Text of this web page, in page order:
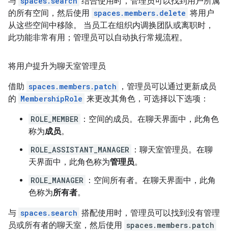
的所有空间，然后使用 spaces.members.delete 将用户
从这些空间中移除。 当员工在组织内调换团队或离职时，
此功能非常有用；管理员可以自动执行常规流程。
将用户提升为聊天室管理员
借助 spaces.members.patch
，管理员可以通过更新成员
的 MembershipRole 来更改其角色，可选择以下选项：
ROLE_MEMBER
：空间的成员。在聊天界面中，此角色
称为成员。
ROLE_ASSISTANT_MANAGER
：聊天室管理员。在聊
天界面中，此角色称为管理员。
ROLE_MANAGER
：空间所有者。在聊天界面中，此角
色称为所有者。
与 spaces.search 搭配使用时，管理员可以找到没有管理
员或所有者的聊天室，然后使用 spaces.members.patch